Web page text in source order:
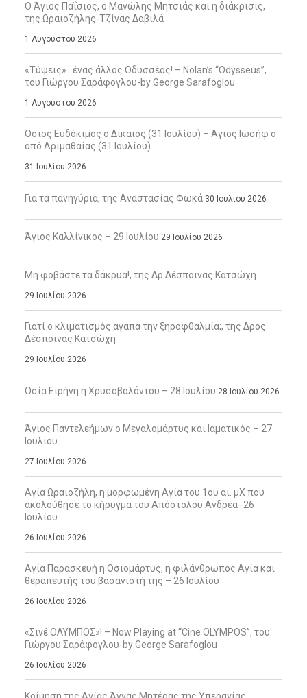
Ο Άγιος Παΐσιος, ο Μανώλης Μητσιάς και η διάκρισις,
της Ωραιοζήλης-Τζίνας Δαβιλά
1 Αυγούστου 2026
«Τύψεις»…ένας άλλος Οδυσσέας! – Nolan’s “Odysseus”,
του Γιώργου Σαράφογλου-by George Sarafoglou
1 Αυγούστου 2026
Όσιος Ευδόκιμος ο Δίκαιος (31 Ιουλίου) – Άγιος Ιωσήφ ο
από Αριμαθαίας (31 Ιουλίου)
31 Ιουλίου 2026
Για τα πανηγύρια, της Αναστασίας Φωκά 30 Ιουλίου 2026
Άγιος Καλλίνικος – 29 Ιουλίου 29 Ιουλίου 2026
Μη φοβάστε τα δάκρυα!, της Δρ Δέσποινας Κατσώχη
29 Ιουλίου 2026
Γιατί ο κλιματισμός αγαπά την ξηροφθαλμία;, της Δρος
Δέσποινας Κατσώχη
29 Ιουλίου 2026
Οσία Ειρήνη η Χρυσοβαλάντου – 28 Ιουλίου 28 Ιουλίου 2026
Άγιος Παντελεήμων ο Μεγαλομάρτυς και Ιαματικός – 27
Ιουλίου
27 Ιουλίου 2026
Αγία Ωραιοζήλη, η μορφωμένη Αγία του 1ου αι. μΧ που
ακολούθησε το κήρυγμα του Απόστολου Ανδρέα- 26
Ιουλίου
26 Ιουλίου 2026
Αγία Παρασκευή η Οσιομάρτυς, η φιλάνθρωπος Αγία και
θεραπευτής του βασανιστή της – 26 Ιουλίου
26 Ιουλίου 2026
«Σινέ ΟΛΥΜΠΟΣ»! – Now Playing at “Cine OLYMPOS”, του
Γιώργου Σαράφογλου-by George Sarafoglou
26 Ιουλίου 2026